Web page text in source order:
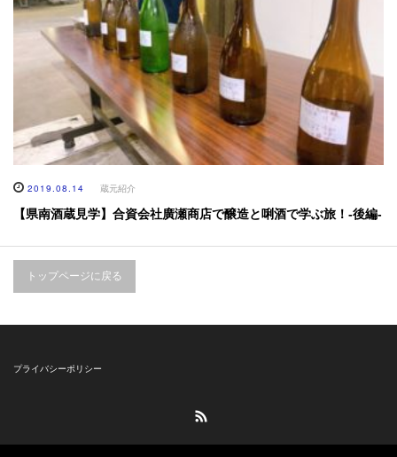
2019.08.14 蔵元紹介
【県南酒蔵見学】合資会社廣瀬商店で醸造と唎酒で学ぶ旅！-後編-
トップページに戻る
プライバシーポリシー